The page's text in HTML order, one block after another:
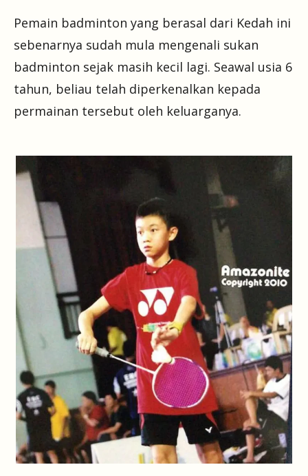
Pemain badminton yang berasal dari Kedah ini
sebenarnya sudah mula mengenali sukan
badminton sejak masih kecil lagi. Seawal usia 6
tahun, beliau telah diperkenalkan kepada
permainan tersebut oleh keluarganya.